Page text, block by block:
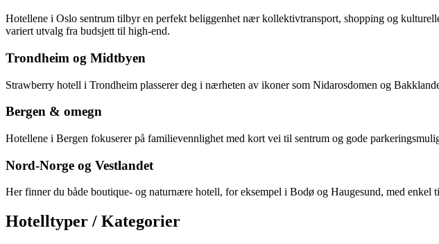
Hotellene i Oslo sentrum tilbyr en perfekt beliggenhet nær kollektivtransport, shopping og
variert utvalg fra budsjett til high-end.
Trondheim og Midtbyen
Strawberry hotell i Trondheim plasserer deg i nærheten av ikoner som Nidarosdomen og
Bergen & omegn
Hotellene i Bergen fokuserer på familievennlighet med kort vei til sentrum og gode
Nord-Norge og Vestlandet
Her finner du både boutique- og naturnære hotell, for eksempel i Bodø og Haugesund, med
Hotelltyper / Kategorier